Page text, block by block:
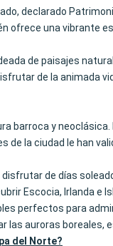
declarado
una vibrante
de paisajes
de la animada
barroca y
la ciudad le han
de días
Escocia, Irlanda e
perfectos para
las auroras
del Norte?